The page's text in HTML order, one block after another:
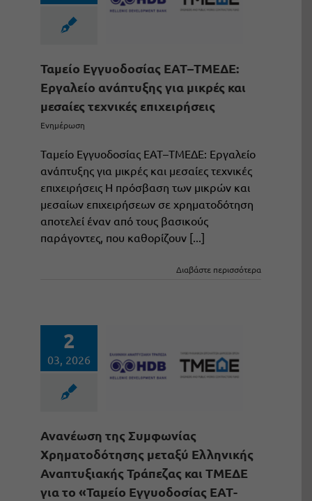
Ταμείο Εγγυοδοσίας ΕΑΤ–ΤΜΕΔΕ:
Εργαλείο ανάπτυξης για μικρές και
μεσαίες τεχνικές επιχειρήσεις
Ενημέρωση
Ταμείο Εγγυοδοσίας ΕΑΤ–ΤΜΕΔΕ: Εργαλείο
ανάπτυξης για μικρές και μεσαίες τεχνικές
επιχειρήσεις Η πρόσβαση των μικρών και
μεσαίων επιχειρήσεων σε χρηματοδότηση
αποτελεί έναν από τους βασικούς
παράγοντες, που καθορίζουν [...]
Διαβάστε περισσότερα
2
03, 2026
Ανανέωση της Συμφωνίας
Χρηματοδότησης μεταξύ Ελληνικής
Αναπτυξιακής Τράπεζας και ΤΜΕΔΕ
για το «Ταμείο Εγγυοδοσίας ΕΑΤ-